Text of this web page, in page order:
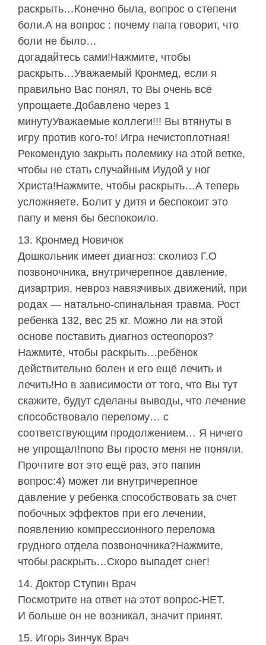
раскрыть…Конечно была, вопрос о степени
боли.А на вопрос : почему папа говорит, что
боли не было…
догадайтесь сами!Нажмите, чтобы
раскрыть…Уважаемый Кронмед, если я
правильно Вас понял, то Вы очень всё
упрощаете.Добавлено через 1
минутуУважаемые коллеги!!! Вы втянуты в
игру против кого-то! Игра нечистоплотная!
Рекомендую закрыть полемику на этой ветке,
чтобы не стать случайным Иудой у ног
Христа!Нажмите, чтобы раскрыть…А теперь
усложняете. Болит у дитя и беспокоит это
папу и меня бы беспокоило.
Кронмед Новичок
Дошкольник имеет диагноз: сколиоз Г.О
позвоночника, внутричерепное давление,
дизартрия, невроз навязчивых движений, при
родах — натально-спинальная травма. Рост
ребенка 132, вес 25 кг. Можно ли на этой
основе поставить диагноз остеопороз?
Нажмите, чтобы раскрыть…ребёнок
действительно болен и его ещё лечить и
лечить!Но в зависимости от того, что Вы тут
скажите, будут сделаны выводы, что лечение
способствовало перелому… с
соответствующим продолжением… Я ничего
не упрощал!nono Вы просто меня не поняли.
Прочтите вот это ещё раз, это папин
вопрос:4) может ли внутричерепное
давление у ребенка способствовать за счет
побочных эффектов при его лечении,
появлению компрессионного перелома
грудного отдела позвоночника?Нажмите,
чтобы раскрыть…Скоро выпадет снег!
Доктор Ступин Врач
Посмотрите на ответ на этот вопрос-НЕТ.
И больше он не возникал, значит принят.
Игорь Зинчук Врач